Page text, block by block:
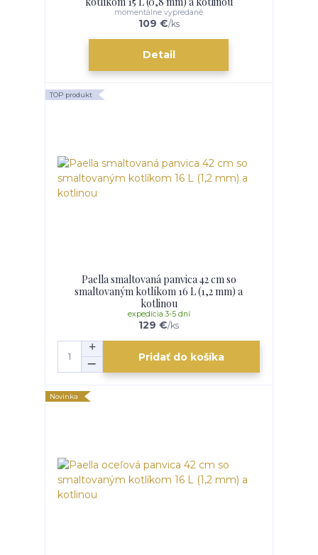
109 €/ks
momentálne vypredané
Detail
TOP produkt
Paella smaltovaná panvica 42 cm so
smaltovaným kotlíkom 16 L (1,2 mm) a
kotlinou
129 €/ks
expedícia 3-5 dní
Pridať do košíka
Novinka